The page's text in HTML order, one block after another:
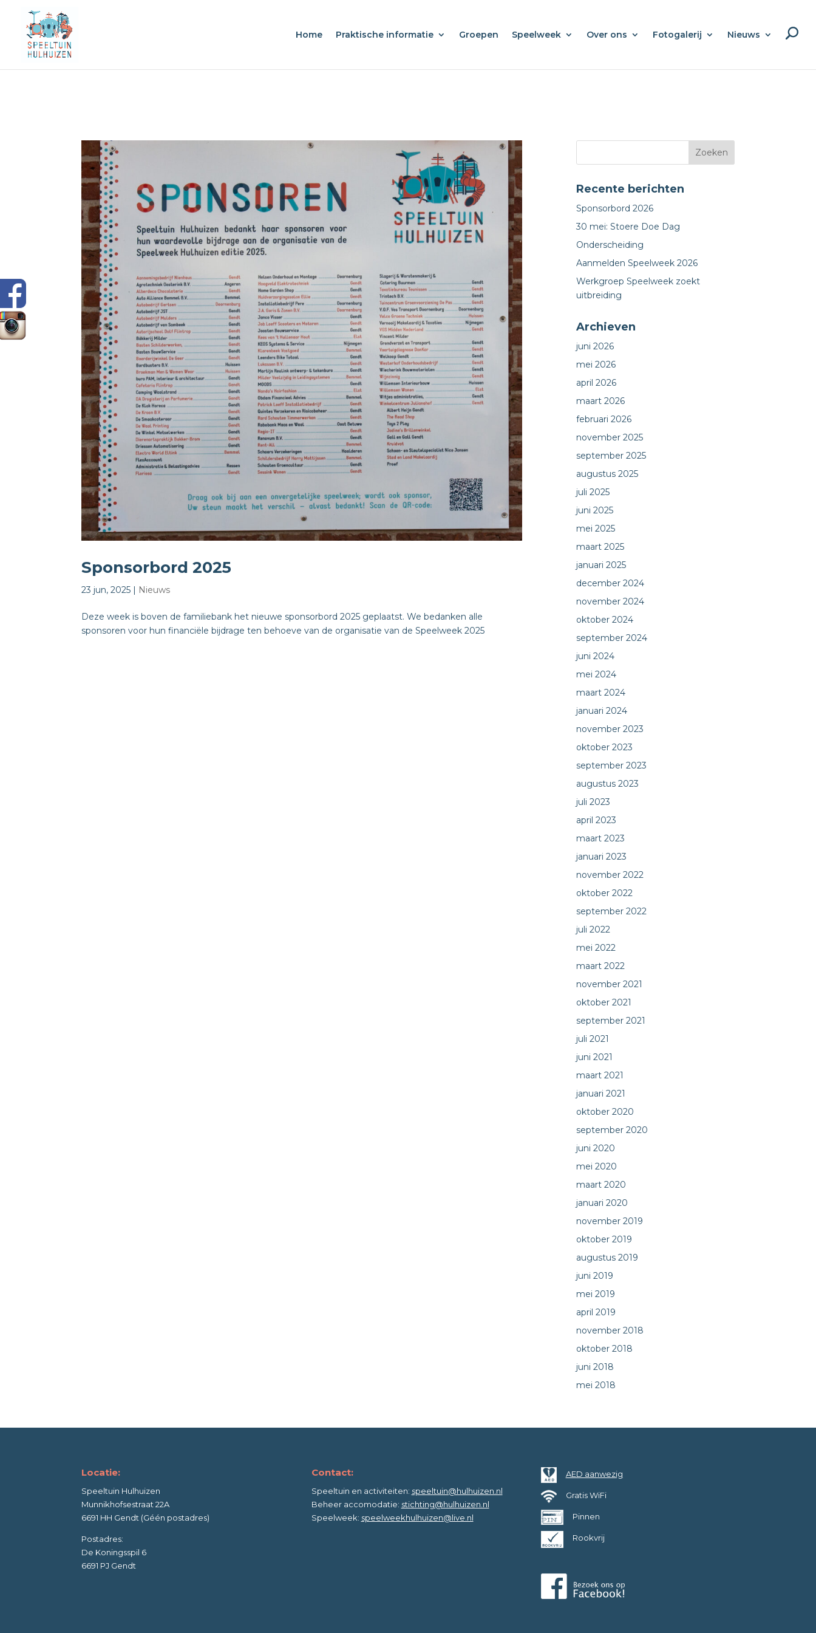
Home Praktische informatie Groepen Speelweek Over ons Fotogalerij Nieuws
Sponsorbord 2025
23 jun, 2025 Nieuws
Deze week is boven de familiebank het nieuwe sponsorbord 2025 geplaatst. We bedanken alle
sponsoren voor hun financiële bijdrage ten behoeve van de organisatie van de Speelweek 2025
Recente berichten
Sponsorbord 2026
30 mei: Stoere Doe Dag
Onderscheiding
Aanmelden Speelweek 2026
Werkgroep Speelweek zoekt
uitbreiding
Archieven
juni 2026
mei 2026
april 2026
maart 2026
februari 2026
november 2025
september 2025
augustus 2025
juli 2025
juni 2025
mei 2025
maart 2025
januari 2025
december 2024
november 2024
oktober 2024
september 2024
juni 2024
mei 2024
maart 2024
januari 2024
november 2023
oktober 2023
september 2023
augustus 2023
juli 2023
april 2023
maart 2023
januari 2023
november 2022
oktober 2022
september 2022
juli 2022
mei 2022
maart 2022
november 2021
oktober 2021
september 2021
juli 2021
juni 2021
maart 2021
januari 2021
oktober 2020
september 2020
juni 2020
mei 2020
maart 2020
januari 2020
november 2019
oktober 2019
augustus 2019
juni 2019
mei 2019
april 2019
november 2018
oktober 2018
juni 2018
mei 2018
Locatie:
Speeltuin Hulhuizen
Munnikhofsestraat 22A
6691 HH Gendt (Géén postadres)
Postadres:
De Koningsspil 6
6691 PJ Gendt
Contact:
Speeltuin en activiteiten: speeltuin@hulhuizen.nl
Beheer accomodatie: stichting@hulhuizen.nl
Speelweek: speelweekhulhuizen@live.nl
AED aanwezig
Gratis WiFi
Pinnen
Rookvrij